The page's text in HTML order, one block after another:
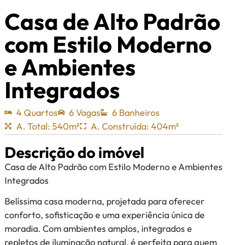
Casa de Alto Padrão
com Estilo Moderno
e Ambientes
Integrados
4 Quartos 6 Vagas
6 Banheiros
A. Total: 540m²
A. Construída: 404m²
Descrição do imóvel
Casa de Alto Padrão com Estilo Moderno e Ambientes
Integrados
Belíssima casa moderna, projetada para oferecer
conforto, sofisticação e uma experiência única de
moradia. Com ambientes amplos, integrados e
repletos de iluminação natural, é perfeita para quem